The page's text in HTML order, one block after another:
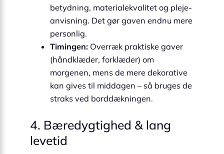
betydning, materialekvalitet og pleje­
anvisning. Det gør gaven endnu mere
personlig.
Timingen: Overræk praktiske gaver
(håndklæder, forklæder) om
morgenen, mens de mere dekorative
kan gives til middagen – så bruges de
straks ved borddækningen.
4. Bæredygtighed & lang
levetid